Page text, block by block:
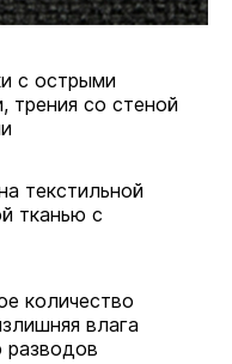
с острыми
со стеной
текстильной
тканью с
количество
влага
разводов